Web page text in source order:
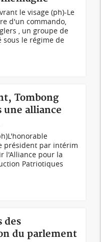
le visage (ph)-Le
d'un commando,
, un groupe de
le régime de
Tombong
une alliance
président par intérim
l'Alliance pour la
Patriotiques
des
du parlement